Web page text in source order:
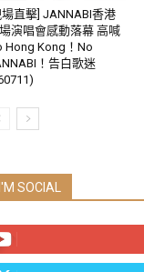
場直擊] JANNABI香港
演唱會感動落幕 高喊
Hong Kong！No
！告白歌迷
I'M SOCIAL